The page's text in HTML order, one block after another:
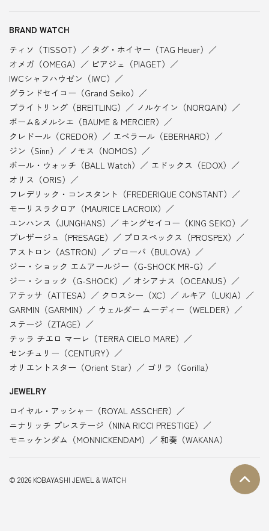
BRAND WATCH
ティソ（TISSOT）
タグ・ホイヤー（TAG Heuer）
オメガ（OMEGA）
ピアジェ（PIAGET）
IWCシャフハウゼン（IWC）
グランドセイコー（Grand Seiko）
ブライトリング（BREITLING）
ノルケイン（NORQAIN）
ボーム&メルシエ（BAUME & MERCIER）
クレドール（CREDOR）
エベラール（EBERHARD）
ジン（Sinn）
ノモス（NOMOS）
ボール・ウォッチ（BALL Watch）
エドックス（EDOX）
オリス（ORIS）
フレデリック・コンスタント（FREDERIQUE CONSTANT）
モーリスラクロア（MAURICE LACROIX）
ユンハンス（JUNGHANS）
キングセイコー（KING SEIKO）
プレザージュ（PRESAGE）
プロスペックス（PROSPEX）
アストロン（ASTRON）
ブローバ（BULOVA）
ジー・ショック エムアールジー（G-SHOCK MR-G）
ジー・ショック（G-SHOCK）
オシアナス（OCEANUS）
アテッサ（ATTESA）
クロスシー（XC）
ルキア（LUKIA）
GARMIN（GARMIN）
ウェルダー ムーディー（WELDER）
ステージ（ZTAGE）
テッラ チエロ マーレ（TERRA CIELO MARE）
センチュリー（CENTURY）
オリエントスター（Orient Star）
ゴリラ（Gorilla）
JEWELRY
ロイヤル・アッシャー（ROYAL ASSCHER）
ニナリッチ プレステージ（NINA RICCI PRESTIGE）
モニッケンダム（MONNICKENDAM）
和奏（WAKANA）
© 2026 KOBAYASHI JEWEL & WATCH